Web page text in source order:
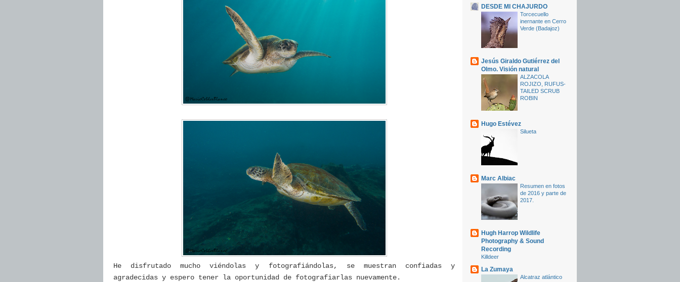
He disfrutado mucho viéndolas y fotografiándolas, se muestran confiadas y
agradecidas y espero tener la oportunidad de fotografiarlas nuevamente.
DESDE MI CHAJURDO
Torcecuello
inernante en Cerro
Verde (Badajoz)
Jesús Giraldo Gutiérrez del
Olmo. Visión natural
ALZACOLA
ROJIZO, RUFUS-
TAILED SCRUB
ROBIN
Hugo Estévez
Silueta
Marc Albiac
Resumen en fotos
de 2016 y parte de
2017.
Hugh Harrop Wildlife
Photography & Sound
Recording
Killdeer
La Zumaya
Alcatraz atlántico